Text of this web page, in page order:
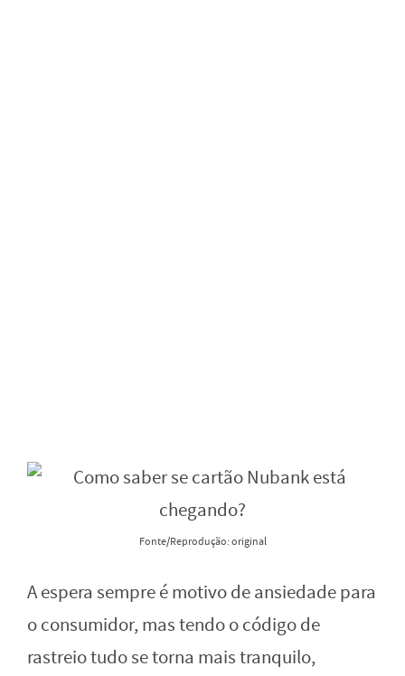
Fonte/Reprodução: original
A espera sempre é motivo de ansiedade para
o consumidor, mas tendo o código de
rastreio tudo se torna mais tranquilo,